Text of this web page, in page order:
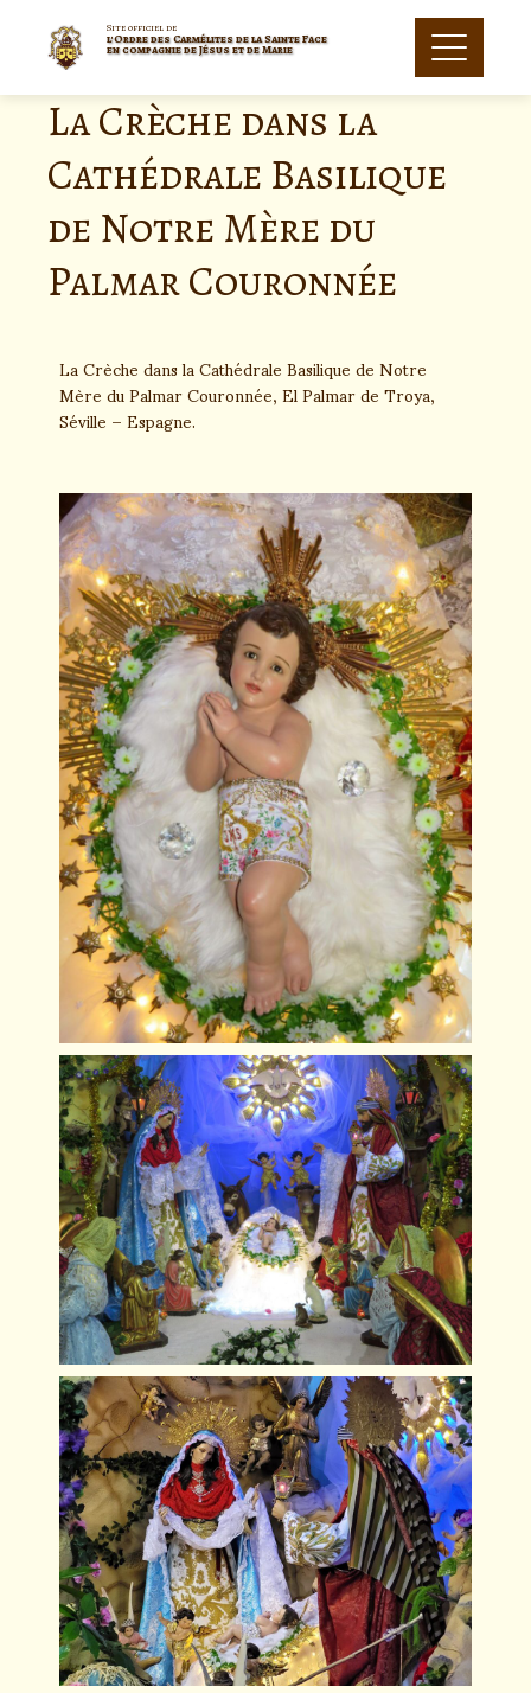
Site officiel de
l'Ordre des Carmélites de la Sainte Face
en compagnie de Jésus et de Marie
La Crèche dans la
Cathédrale Basilique
de Notre Mère du
Palmar Couronnée
La Crèche dans la Cathédrale Basilique de Notre
Mère du Palmar Couronnée, El Palmar de Troya,
Séville – Espagne.